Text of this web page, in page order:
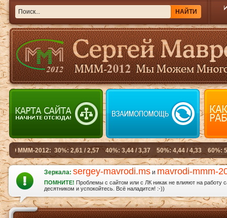
Зеркала: sergey-mavrodi.ms и mavrodi-mmm-
ПОМНИТЕ! Проблемы с сайтом или с ЛК никак не влияют на работу
десятником и успокойтесь. Всё наладится! :-))